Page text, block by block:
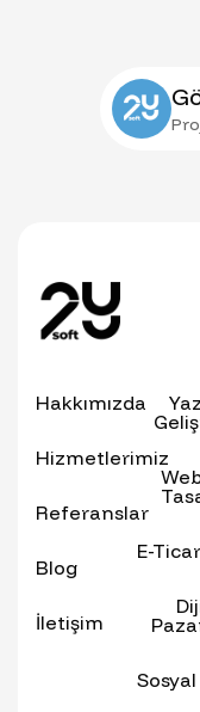
Hakkımızda
Hizmetlerimiz
Referanslar
Blog
İletişim
E-